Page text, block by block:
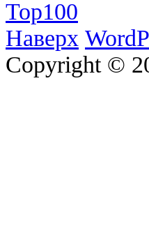
Наверх
Copyright ©